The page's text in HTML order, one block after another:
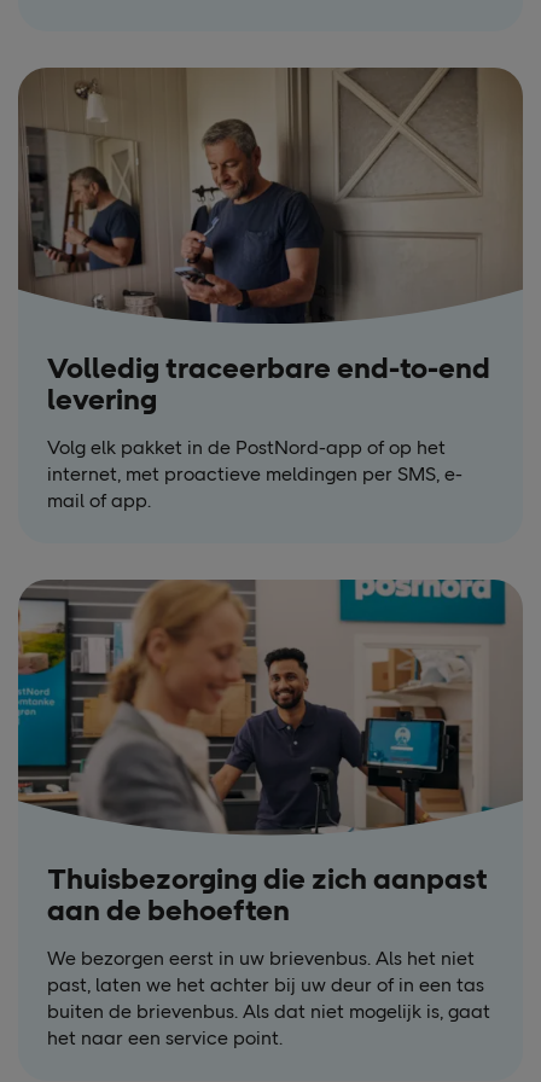
Volledig traceerbare end-to-end
levering
Volg elk pakket in de PostNord-app of op het
internet, met proactieve meldingen per SMS, e-
mail of app.
Thuisbezorging die zich aanpast
aan de behoeften
We bezorgen eerst in uw brievenbus. Als het niet
past, laten we het achter bij uw deur of in een tas
buiten de brievenbus. Als dat niet mogelijk is, gaat
het naar een service point.